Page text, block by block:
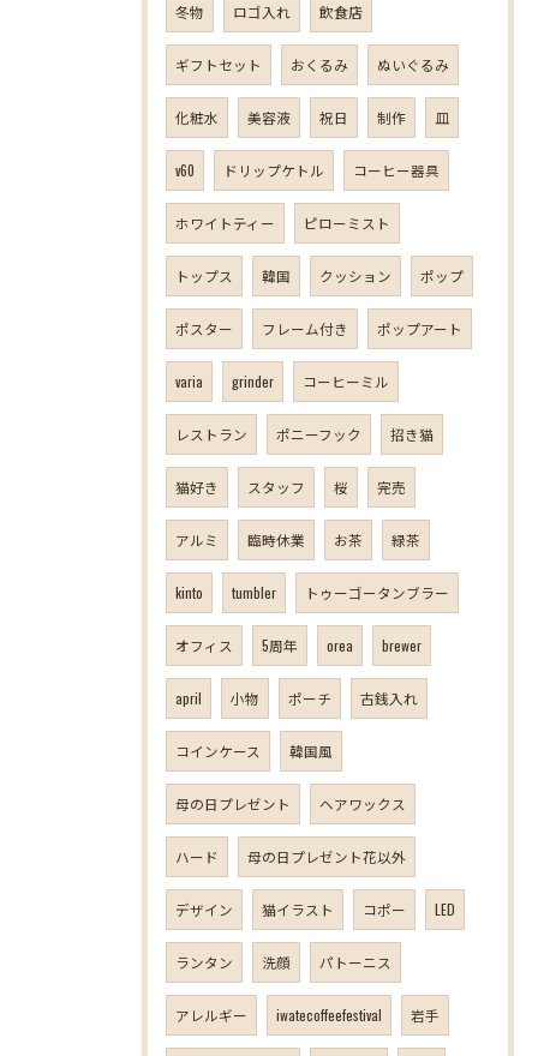
冬物 ロゴ入れ 飲食店
ギフトセット おくるみ ぬいぐるみ
化粧水 美容液 祝日 制作 皿
v60 ドリップケトル コーヒー器具
ホワイトティー ピローミスト
トップス 韓国 クッション ポップ
ポスター フレーム付き ポップアート
varia grinder コーヒーミル
レストラン ポニーフック 招き猫
猫好き スタッフ 桜 完売
アルミ 臨時休業 お茶 緑茶
kinto tumbler トゥーゴータンブラー
オフィス 5周年 orea brewer
april 小物 ポーチ 古銭入れ
コインケース 韓国風
母の日プレゼント ヘアワックス
ハード 母の日プレゼント花以外
デザイン 猫イラスト コポー LED
ランタン 洗顔 パトーニス
アレルギー iwatecoffeefestival 岩手